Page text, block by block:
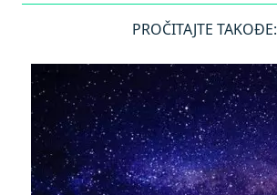
PROČITAJTE TAKOĐE: